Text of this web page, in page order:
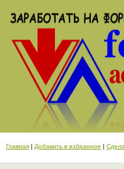
Главная | Добавить в избранное |